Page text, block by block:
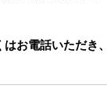
お電話いただき